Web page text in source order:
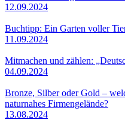
12.09.2024
Buchtipp: Ein Garten voller
11.09.2024
Mitmachen und zählen:
04.09.2024
Bronze, Silber oder Gold –
naturnahes Firmengelände?
13.08.2024